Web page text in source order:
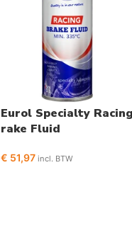
Eurol Specialty Racing
rake Fluid
€ 51,97 incl. BTW